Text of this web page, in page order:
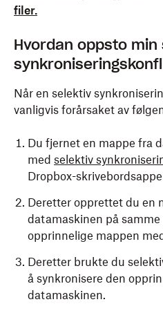
filer.
Hvordan oppsto min
Når en selektiv
vanligvis forårsaket av
Du fjernet en mappe fra
med selektiv
Dropbox-
Deretter opprettet du en
datamaskinen på
opprinnelige mappen
Deretter brukte du
å synkronisere den
datamaskinen.